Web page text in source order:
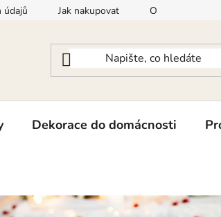
údajů Jak nakupovat Odstoupení od
Dekorace do domácnosti